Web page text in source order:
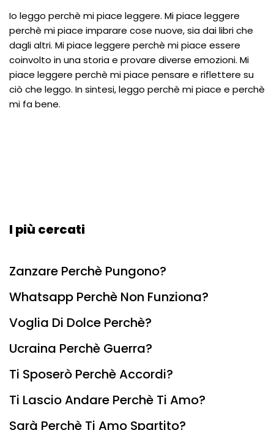
Io leggo perchè mi piace leggere. Mi piace leggere
perchè mi piace imparare cose nuove, sia dai libri che
dagli altri. Mi piace leggere perchè mi piace essere
coinvolto in una storia e provare diverse emozioni. Mi
piace leggere perchè mi piace pensare e riflettere su
ciò che leggo. In sintesi, leggo perchè mi piace e perchè
mi fa bene.
I più cercati
Zanzare Perchè Pungono?
Whatsapp Perchè Non Funziona?
Voglia Di Dolce Perchè?
Ucraina Perchè Guerra?
Ti Sposerò Perchè Accordi?
Ti Lascio Andare Perchè Ti Amo?
Sarà Perchè Ti Amo Spartito?